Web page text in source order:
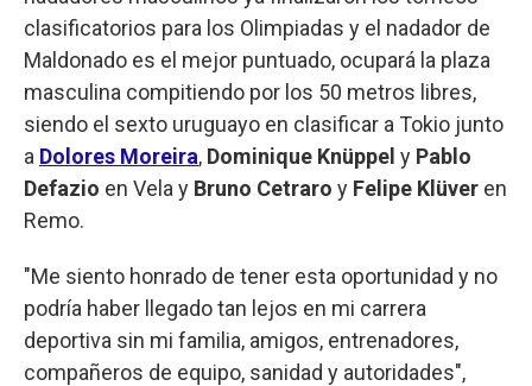
clasificatorios para los Olimpiadas y el nadador de
Maldonado es el mejor puntuado, ocupará la plaza
masculina compitiendo por los 50 metros libres,
siendo el sexto uruguayo en clasificar a Tokio junto
a Dolores Moreira, Dominique Knüppel y Pablo
Defazio en Vela y Bruno Cetraro y Felipe Klüver en
Remo.
"Me siento honrado de tener esta oportunidad y no
podría haber llegado tan lejos en mi carrera
deportiva sin mi familia, amigos, entrenadores,
compañeros de equipo, sanidad y autoridades",